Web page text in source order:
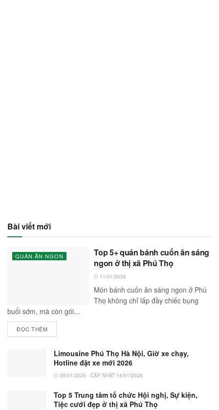
Bài viết mới
QUÁN ĂN NGON
Top 5+ quán bánh cuốn ăn sáng
ngon ở thị xã Phú Thọ
11/01/2026
Món bánh cuốn ăn sáng ngon ở Phú
Thọ không chỉ lấp đầy chiếc bụng
buổi sớm, mà còn gói...
ĐỌC THÊM
Limousine Phú Thọ Hà Nội, Giờ xe chạy,
Hotline đặt xe mới 2026
09/01/2026 - CẬP NHẬT 14/01/2026
Top 5 Trung tâm tổ chức Hội nghị, Sự kiện,
Tiệc cưới đẹp ở thị xã Phú Thọ